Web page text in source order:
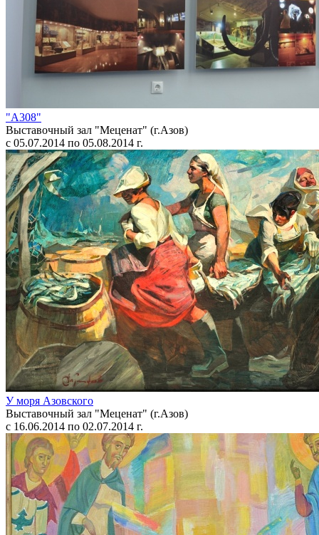
"А308"
Выставочный зал "Меценат" (г.Азов)
с 05.07.2014 по 05.08.2014 г.
У моря Азовского
Выставочный зал "Меценат" (г.Азов)
с 16.06.2014 по 02.07.2014 г.